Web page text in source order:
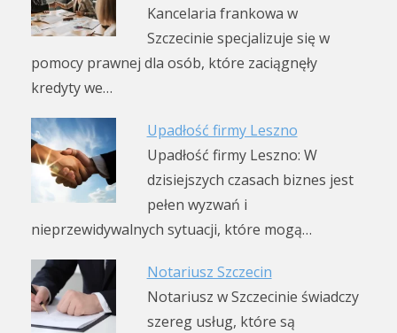
Kancelaria frankowa w
Szczecinie specjalizuje się w
pomocy prawnej dla osób, które zaciągnęły
kredyty we…
Upadłość firmy Leszno
Upadłość firmy Leszno: W
dzisiejszych czasach biznes jest
pełen wyzwań i
nieprzewidywalnych sytuacji, które mogą…
Notariusz Szczecin
Notariusz w Szczecinie świadczy
szereg usług, które są